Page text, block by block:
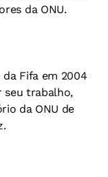
da ONU.
Fifa em 2004
seu trabalho,
da ONU de